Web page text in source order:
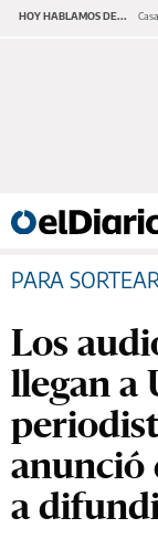
HOY HABLAMOS DE...
PARA
Los
llegan a
anunció
a